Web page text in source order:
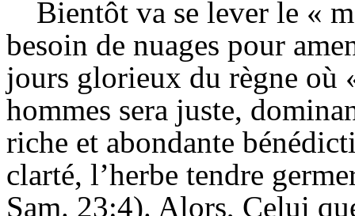
Bientôt va se lever le «
besoin de nuages pour
jours glorieux du règne où
hommes sera juste,
riche et abondante
clarté, l’herbe tendre
Sam. 23:4). Alors, Celui